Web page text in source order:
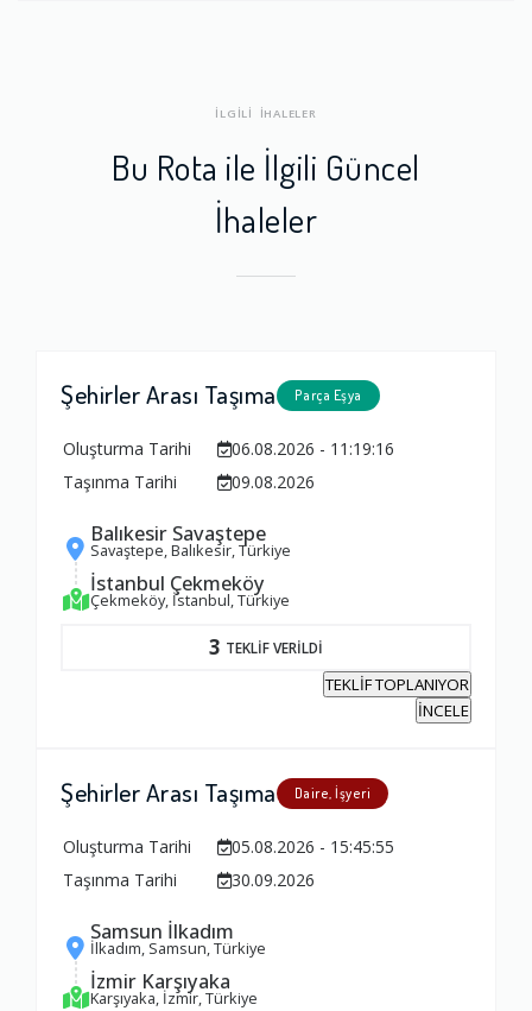
İLGİLİ İHALELER
Bu Rota ile İlgili Güncel
İhaleler
Şehirler Arası Taşıma Parça Eşya
Oluşturma Tarihi
06.08.2026 - 11:19:16
Taşınma Tarihi
09.08.2026
Balıkesir Savaştepe
Savaştepe, Balıkesir, Türkiye
İstanbul Çekmeköy
Çekmeköy, İstanbul, Türkiye
3 TEKLİF VERİLDİ
TEKLİF TOPLANIYOR
İNCELE
Şehirler Arası Taşıma Daire, İşyeri
Oluşturma Tarihi
05.08.2026 - 15:45:55
Taşınma Tarihi
30.09.2026
Samsun İlkadım
İlkadım, Samsun, Türkiye
İzmir Karşıyaka
Karşıyaka, İzmir, Türkiye